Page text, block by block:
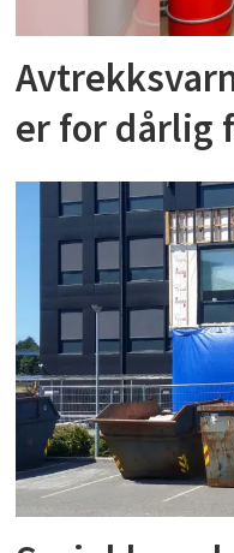
er for dårlig